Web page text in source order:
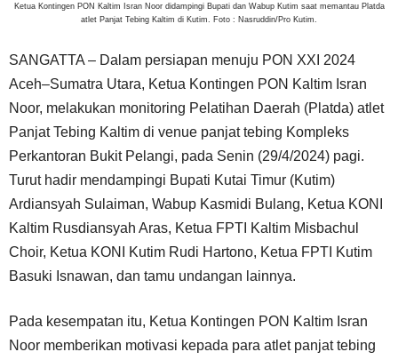
Ketua Kontingen PON Kaltim Isran Noor didampingi Bupati dan Wabup Kutim saat memantau Platda
atlet Panjat Tebing Kaltim di Kutim. Foto : Nasruddin/Pro Kutim.
SANGATTA – Dalam persiapan menuju PON XXI 2024
Aceh–Sumatra Utara, Ketua Kontingen PON Kaltim Isran
Noor, melakukan monitoring Pelatihan Daerah (Platda) atlet
Panjat Tebing Kaltim di venue panjat tebing Kompleks
Perkantoran Bukit Pelangi, pada Senin (29/4/2024) pagi.
Turut hadir mendampingi Bupati Kutai Timur (Kutim)
Ardiansyah Sulaiman, Wabup Kasmidi Bulang, Ketua KONI
Kaltim Rusdiansyah Aras, Ketua FPTI Kaltim Misbachul
Choir, Ketua KONI Kutim Rudi Hartono, Ketua FPTI Kutim
Basuki Isnawan, dan tamu undangan lainnya.
Pada kesempatan itu, Ketua Kontingen PON Kaltim Isran
Noor memberikan motivasi kepada para atlet panjat tebing